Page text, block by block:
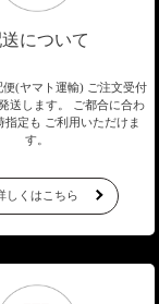
について
便(ヤマト運輸) ご注文受付
送します。
ご都合に合わ
指定も ご利用いただけま
す。
しくはこちら